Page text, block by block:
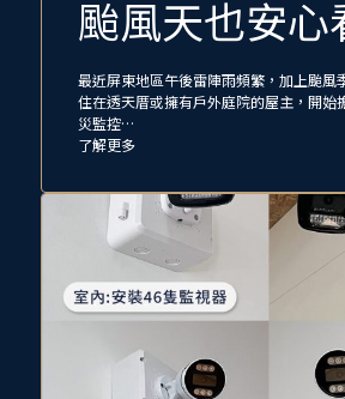
颱風天也安心
最近屏東地區午後雷陣雨頻繁，加上颱風
住在透天厝或擁有戶外庭院的屋主，開始
災監控…
了解更多